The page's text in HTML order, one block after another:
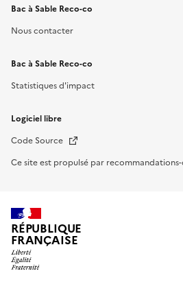
Bac à Sable Reco-co
Nous contacter
Bac à Sable Reco-co
Statistiques d'impact
Logiciel libre
Code Source Nouvelle fenêtre
Ce site est propulsé par
RÉPUBLIQUE
FRANÇAISE